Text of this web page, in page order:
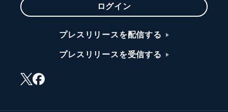
ログイン
プレスリリースを配信する
プレスリリースを受信する